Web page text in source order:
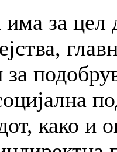
за цел
за
како и